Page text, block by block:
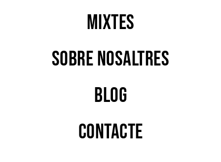
MIXTES
Sobre nosaltres
Blog
Contacte